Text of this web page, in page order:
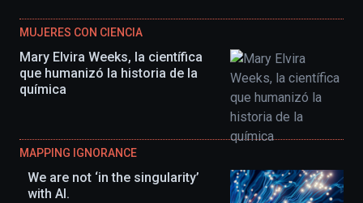
MUJERES CON CIENCIA
Mary Elvira Weeks, la científica
que humanizó la historia de la
química
MAPPING IGNORANCE
We are not ‘in the singularity’
with AI.